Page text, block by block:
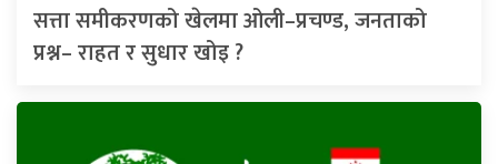
सत्ता समीकरणको खेलमा ओली–प्रचण्ड, जनताको
प्रश्न– राहत र सुधार खोइ ?